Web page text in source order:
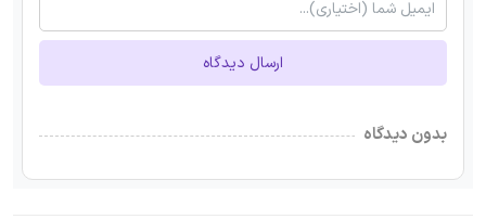
ارسال دیدگاه
بدون دیدگاه